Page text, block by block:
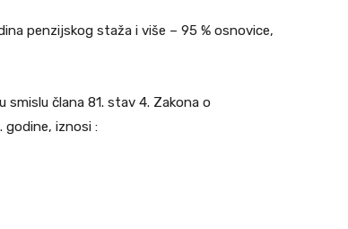
penzijskog staža i više – 95 % osnovice,
smislu člana 81. stav 4. Zakona o
godine, iznosi :